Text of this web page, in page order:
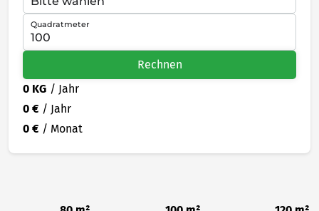
Quadratmeter
Rechnen
0 KG / Jahr
0 € / Jahr
0 € / Monat